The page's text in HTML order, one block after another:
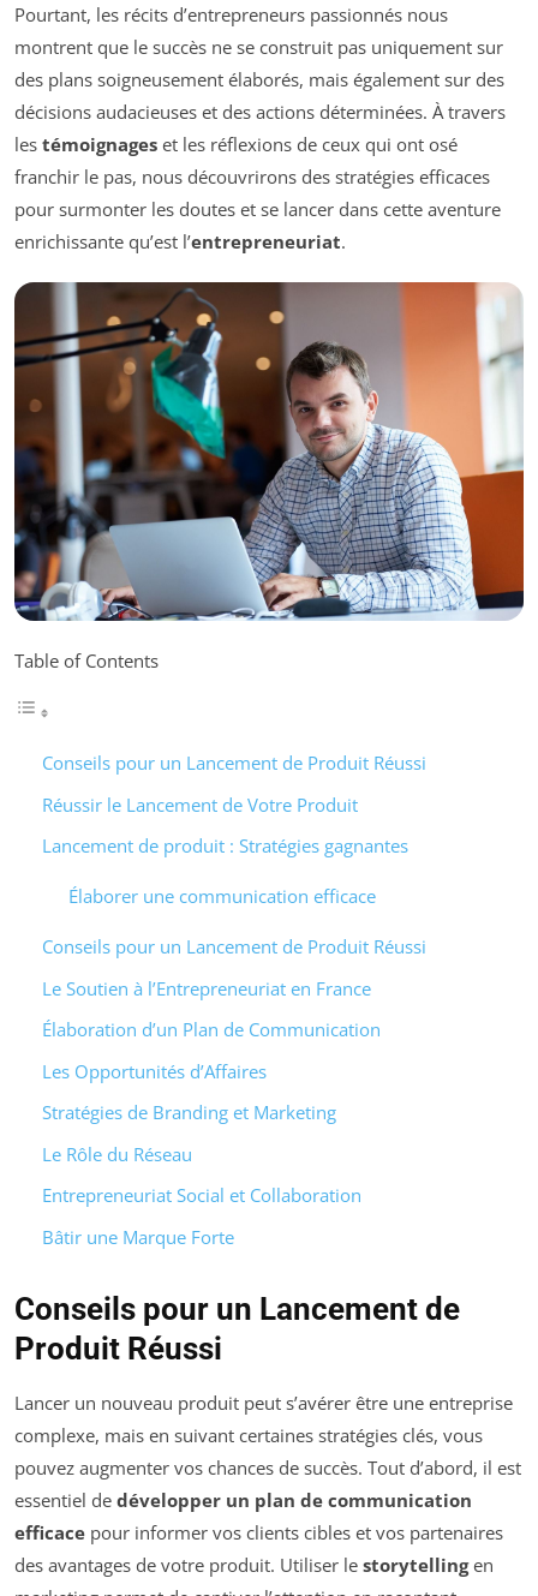
Pourtant, les récits d’entrepreneurs passionnés nous
montrent que le succès ne se construit pas uniquement sur
des plans soigneusement élaborés, mais également sur des
décisions audacieuses et des actions déterminées. À travers
les témoignages et les réflexions de ceux qui ont osé
franchir le pas, nous découvrirons des stratégies efficaces
pour surmonter les doutes et se lancer dans cette aventure
enrichissante qu’est l’entrepreneuriat.
Table of Contents
Conseils pour un Lancement de Produit Réussi
Réussir le Lancement de Votre Produit
Lancement de produit : Stratégies gagnantes
Élaborer une communication efficace
Conseils pour un Lancement de Produit Réussi
Le Soutien à l’Entrepreneuriat en France
Élaboration d’un Plan de Communication
Les Opportunités d’Affaires
Stratégies de Branding et Marketing
Le Rôle du Réseau
Entrepreneuriat Social et Collaboration
Bâtir une Marque Forte
Conseils pour un Lancement de
Produit Réussi
Lancer un nouveau produit peut s’avérer être une entreprise
complexe, mais en suivant certaines stratégies clés, vous
pouvez augmenter vos chances de succès. Tout d’abord, il est
essentiel de développer un plan de communication
efficace pour informer vos clients cibles et vos partenaires
des avantages de votre produit. Utiliser le storytellingen